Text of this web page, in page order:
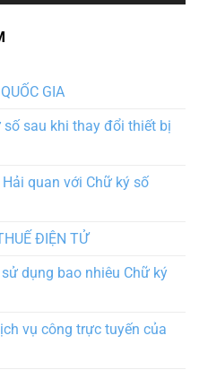
GIA
sau khi thay đổi thiết bị
quan với Chữ ký số
ĐIỆN TỬ
dụng bao nhiêu Chữ ký
vụ công trực tuyến của